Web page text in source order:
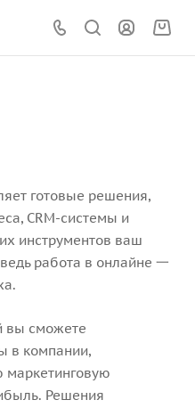
готовые решения,
CRM-системы и
инструментов ваш
работа в онлайне 一
вы сможете
в компании,
маркетинговую
Решения